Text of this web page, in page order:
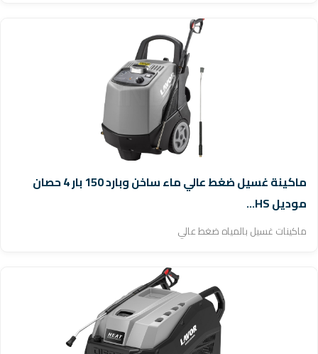
ماكينة غسيل ضغط عالي ماء ساخن وبارد 150 بار 4 حصان
موديل HS...
ماكينات غسيل بالمياه ضغط عالي